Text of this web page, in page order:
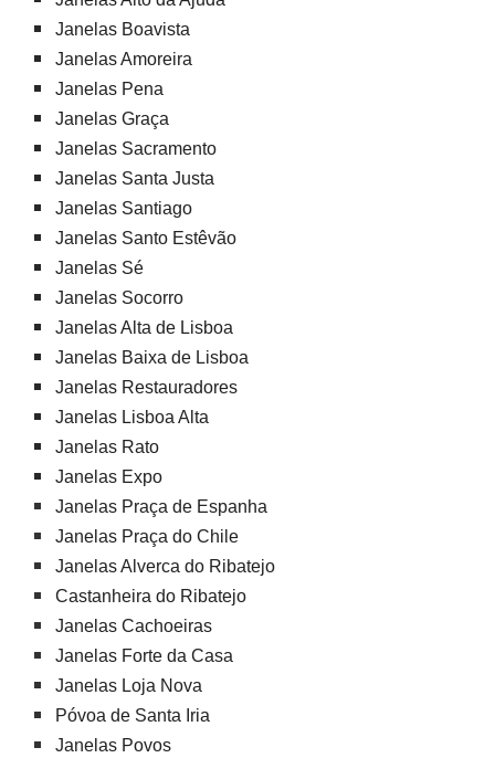
Janelas Boavista
Janelas Amoreira
Janelas Pena
Janelas Graça
Janelas Sacramento
Janelas Santa Justa
Janelas Santiago
Janelas Santo Estêvão
Janelas Sé
Janelas Socorro
Janelas Alta de Lisboa
Janelas Baixa de Lisboa
Janelas Restauradores
Janelas Lisboa Alta
Janelas Rato
Janelas Expo
Janelas Praça de Espanha
Janelas Praça do Chile
Janelas Alverca do Ribatejo
Castanheira do Ribatejo
Janelas Cachoeiras
Janelas Forte da Casa
Janelas Loja Nova
Póvoa de Santa Iria
Janelas Povos